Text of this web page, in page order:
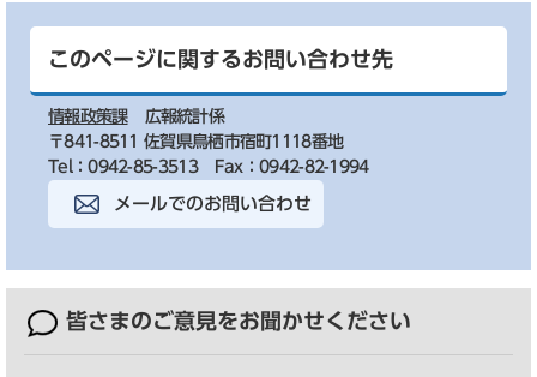
このページに関するお問い合わせ先
情報政策課
広報統計係
〒841-8511 佐賀県鳥栖市宿町1118番地
Tel：0942-85-3513
Fax：0942-82-1994
メールでのお問い合わせ
皆さまのご意見をお聞かせください